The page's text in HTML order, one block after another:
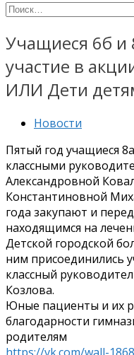
Найти:
Учащиеся 6б и
участие в
ИЛИ Дети
Новости
Пятый год учащиеся
классными
Александровной
Константиновной
года закупают и
находящимся на
Детской городской
ним присоединились
классный
Козлова.
Юные пациенты и их
благодарности
родителям